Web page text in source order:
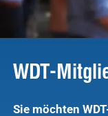
WDT-
Sie möchten